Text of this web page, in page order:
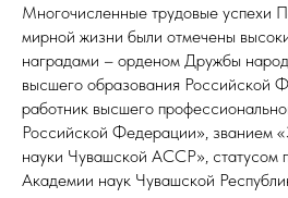
Многочисленные трудовые успехи
мирной жизни были отмечены
наградами – орденом Дружбы
высшего образования Российской
работник высшего
Российской Федерации», званием
науки Чувашской АССР», статусом
Академии наук Чувашской